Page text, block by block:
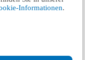
Informationen.